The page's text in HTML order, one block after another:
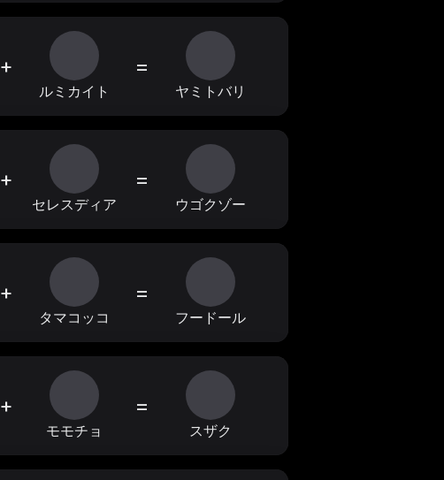
+
ルミカイト
=
ヤミトバリ
+
セレスディア
=
ウゴクゾー
+
タマコッコ
=
フードール
+
モモチョ
=
スザク